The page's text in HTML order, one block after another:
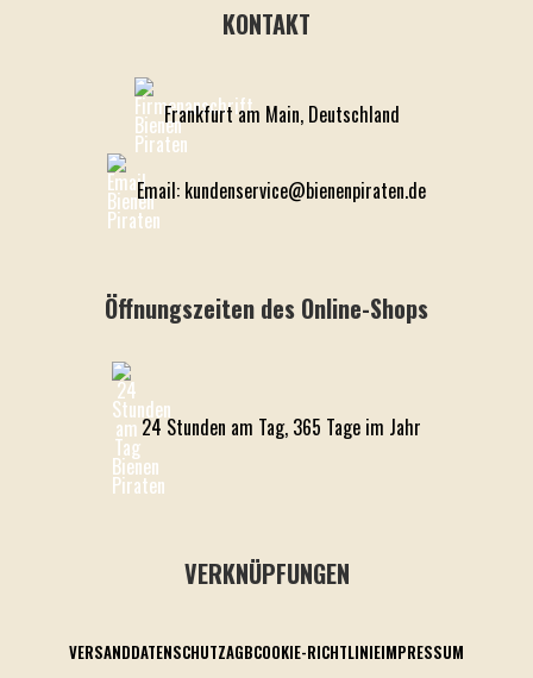
KONTAKT
Frankfurt am Main, Deutschland
Email: kundenservice@bienenpiraten.de
Öffnungszeiten des Online-Shops
24 Stunden am Tag, 365 Tage im Jahr
VERKNÜPFUNGEN
VERSANDDATENSCHUTZAGBCOOKIE-RICHTLINIEIMPRESSUM